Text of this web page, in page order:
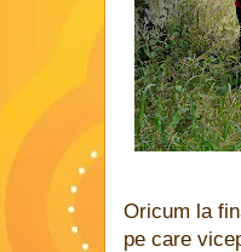
Oricum la
pe care